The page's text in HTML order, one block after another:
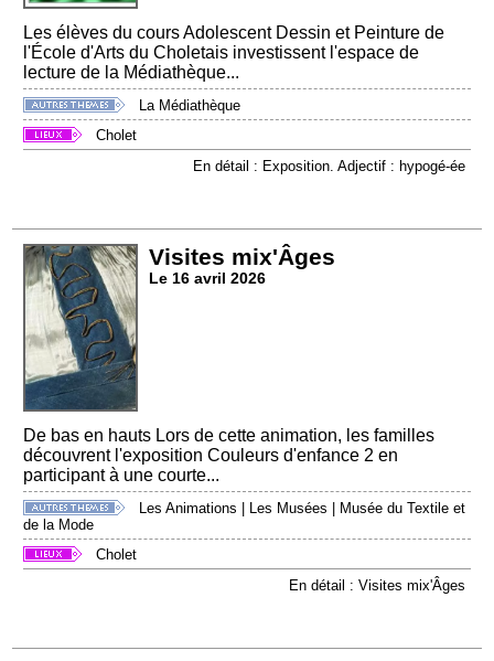
Les élèves du cours Adolescent Dessin et Peinture de
l'École d'Arts du Choletais investissent l'espace de
lecture de la Médiathèque...
La Médiathèque
Cholet
En détail : Exposition. Adjectif : hypogé-ée
Visites mix'Âges
Le 16 avril 2026
De bas en hauts Lors de cette animation, les familles
découvrent l'exposition Couleurs d'enfance 2 en
participant à une courte...
Les Animations | Les Musées | Musée du Textile et
de la Mode
Cholet
En détail : Visites mix'Âges